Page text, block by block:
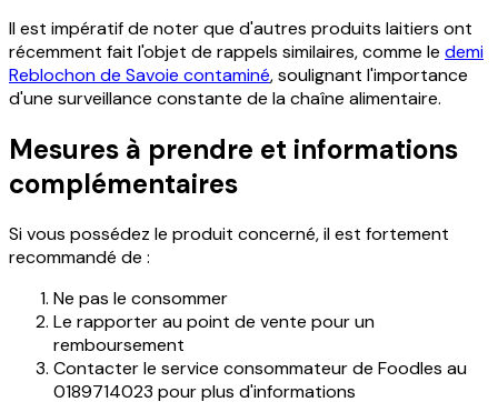
Il est impératif de noter que d'autres produits laitiers ont
récemment fait l'objet de rappels similaires, comme le demi
Reblochon de Savoie contaminé, soulignant l'importance
d'une surveillance constante de la chaîne alimentaire.
Mesures à prendre et informations
complémentaires
Si vous possédez le produit concerné, il est fortement
recommandé de :
Ne pas le consommer
Le rapporter au point de vente pour un
remboursement
Contacter le service consommateur de Foodles au
0189714023 pour plus d'informations